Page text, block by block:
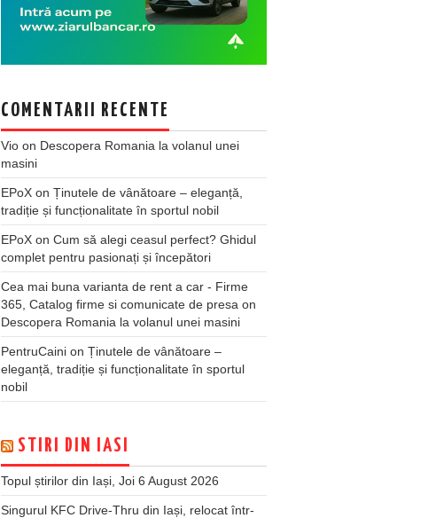
COMENTARII RECENTE
Vio on Descopera Romania la volanul unei
masini
EPoX on Ținutele de vânătoare – eleganță,
tradiție și funcționalitate în sportul nobil
EPoX on Cum să alegi ceasul perfect? Ghidul
complet pentru pasionați și începători
Cea mai buna varianta de rent a car - Firme
365, Catalog firme si comunicate de presa on
Descopera Romania la volanul unei masini
PentruCaini on Ținutele de vânătoare –
eleganță, tradiție și funcționalitate în sportul
nobil
STIRI DIN IASI
Topul știrilor din Iași, Joi 6 August 2026
Singurul KFC Drive-Thru din Iași, relocat într-